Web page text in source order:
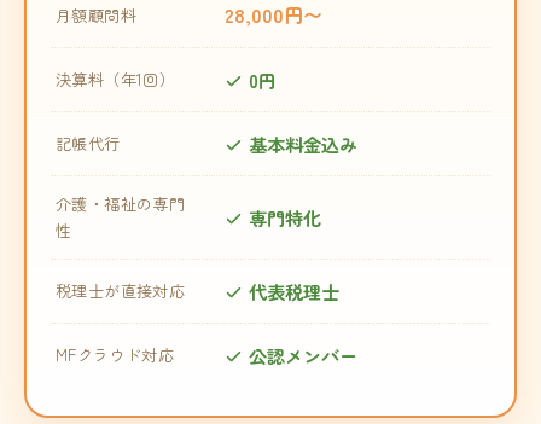
月額顧問料 28,000円〜
決算料（年1回） 0円
記帳代行 基本料金込み
介護・福祉の専門
性
専門特化
税理士が直接対応 代表税理士
MFクラウド対応 公認メンバー